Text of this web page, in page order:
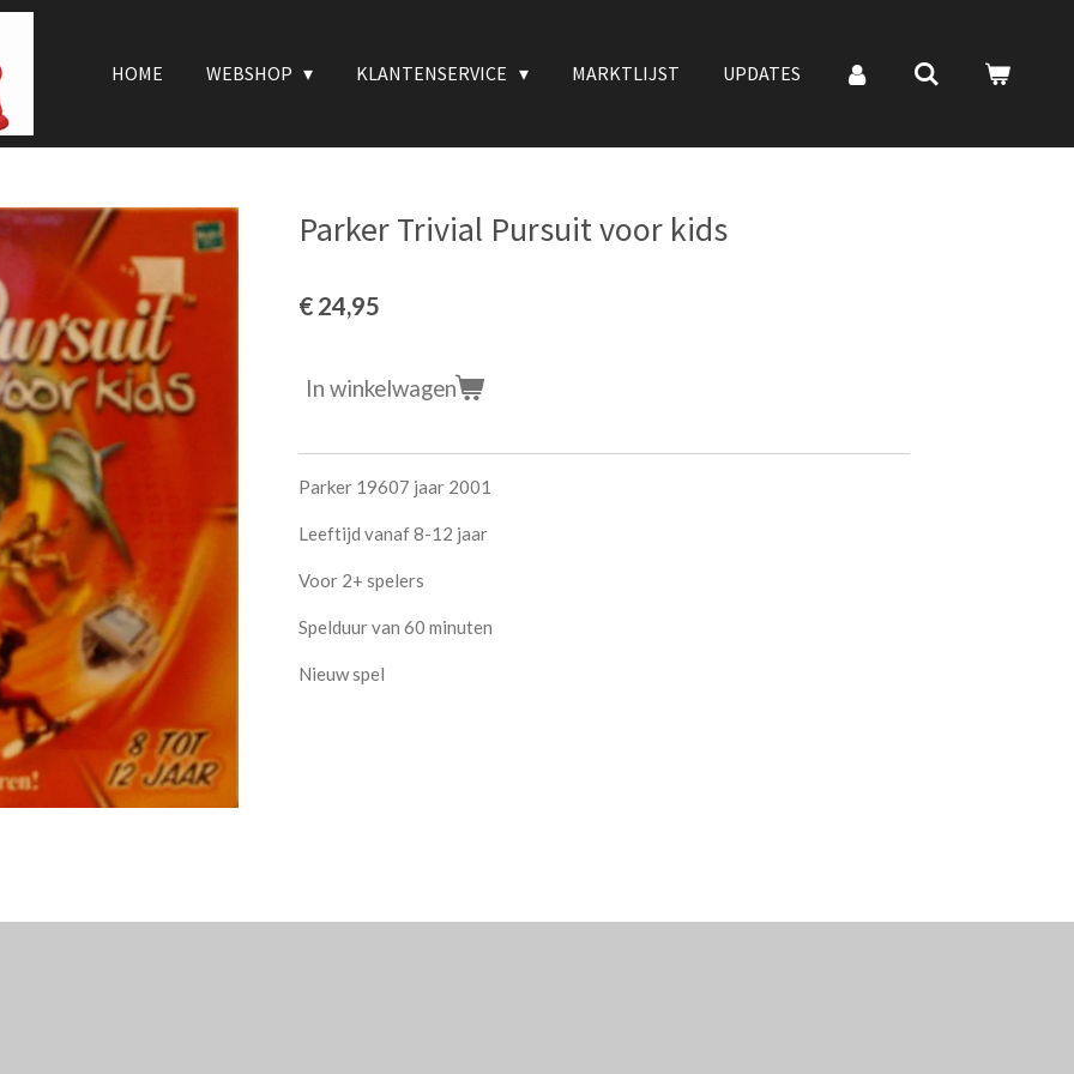
HOME WEBSHOP KLANTENSERVICE MARKTLIJST UPDATES
Parker Trivial Pursuit voor kids
€ 24,95
In winkelwagen
Parker 19607 jaar 2001
Leeftijd vanaf 8-12 jaar
Voor 2+ spelers
Spelduur van 60 minuten
Nieuw spel